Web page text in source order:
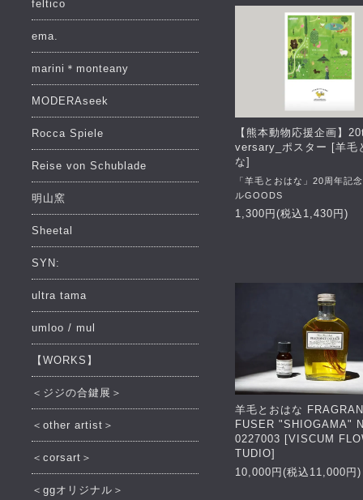
【熊本動物応援企画】
versary_ポスター [羊毛
な]
「羊毛とおはな」20周年記
ルGOODS
1,300円(税込1,430円)
羊毛とおはな
FUSER "SHIOGAMA"
0227003 [VISCUM
TUDIO]
10,000円(税込11,000円)
feltico
ema.
marini＊monteany
MODERAseek
Rocca Spiele
Reise von Schublade
明山窯
Sheetal
SYN:
ultra tama
umloo / mul
【WORKS】
＜ジジの合鍵展＞
＜other artist＞
＜corsart＞
＜ggオリジナル＞